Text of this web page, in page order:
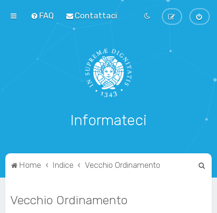
FAQ Contattaci
Informateci
Home Indice Vecchio Ordinamento
Vecchio Ordinamento